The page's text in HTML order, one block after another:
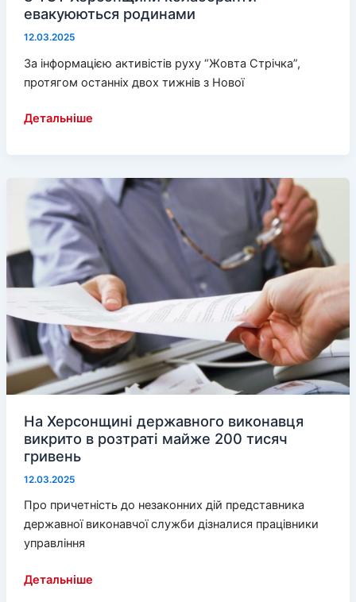
евакуюються родинами
12.03.2025
За інформацією активістів руху “Жовта Стрічка”,
протягом останніх двох тижнів з Нової
З
колаборанти
евакуюються
родинами
Детальніше
На Херсонщині державного виконавця
викрито в розтраті майже 200 тисяч
гривень
12.03.2025
Про причетність до незаконних дій представника
державної виконавчої служби дізналися працівники
управління
На
Детальніше